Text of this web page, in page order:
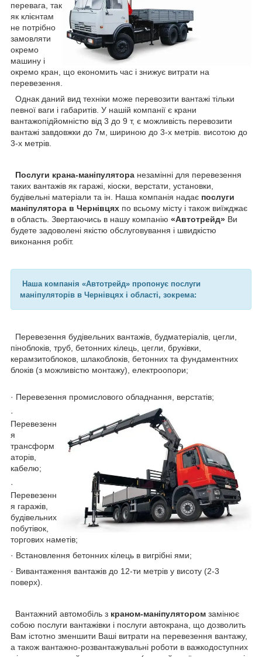
перевага, так
як клієнтам
не потрібно
замовляти
окремо
машину і
окремо кран, що економить час і знижує витрати на
перевезення.
Однак даний вид техніки може перевозити вантажі тільки
певної ваги і габаритів. У нашій компанії є крани
вантажопідйомністю від 3 до 9 т, є можливість перевозити
вантажі завдовжки до 7м, шириною до 3-х метрів. висотою до
3-х метрів.
Послуги крана-маніпулятора незамінні для перевезення
таких вантажів як гаражі, кіоски, верстати, установки,
будівельні матеріали та ін. Наша компанія надає послуги
маніпулятора в Чернівцях по всьому місту і також виїжджає
в область. Звертаючись в нашу компанію «Автотрейд» Ви
будете задоволені якістю обслуговування і швидкістю
виконання робіт.
Наша компанія «Автотрейд» пропонує послуги
маніпуляторів в Чернівцях і області, зокрема:
Перевезення будівельних вантажів, будматеріалів, цегли,
піноблоків, труб, бетонних кілець, цегли, бруківки,
керамзитоблоков, шлакоблоків, бетонних та фундаментних
блоків (з можливістю монтажу), електроопори;
· Перевезення промислового обладнання, верстатів;
·
Перевезенн
я
трансформ
аторів,
кабелю;
·
Перевезенн
я гаражів,
будівельних
побутівок,
торгових наметів;
· Встановлення бетонних кілець в вигрібні ями;
· Вивантаження вантажів до 12-ти метрів у висоту (2-3
поверх).
Вантажний автомобіль з краном-маніпулятором замінює
собою послуги вантажівки і послуги автокрана, що дозволить
Вам істотно зменшити Ваші витрати на перевезення вантажу,
а також вантажно-розвантажувальні роботи в важкодоступних